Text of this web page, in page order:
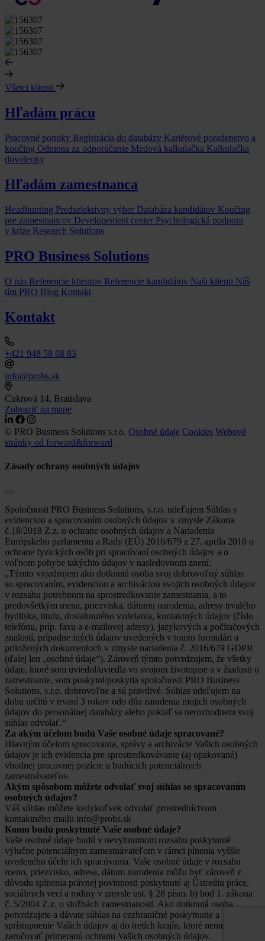
Všetci klienti
Hľadám prácu
Pracovné ponuky Registrácia do databázy Kariérové poradenstvo a
koučing Odmena za odporúčanie Mzdová kalkulačka Kalkulačka
dovolenky
Hľadám zamestnanca
Headhunting Predselektívny výber Databáza kandidátov Koučing
pre zamestnancov Developement center Psychologická podpora
v kríze Research Solutions
PRO Business Solutions
O nás Referencie klientov Referencie kandidátov Naši klienti Náš
tím PRO Blog Kontakt
Kontakt
+421 948 58 68 83
info@probs.sk
Cukrová 14, Bratislava
Zobraziť na mape
© PRO Business Solutions s.r.o. Osobné údaje Cookies Webové
stránky od forward&forward
Zásady ochrany osobných údajov
Spoločnosti PRO Business Solutions, s.r.o. udeľujem Súhlas s
evidenciou a spracovaním osobných údajov v zmysle Zákona
č.18/2018 Z.z. o ochrane osobných údajov a Nariadenia
Európskeho parlamentu a Rady (EÚ) 2016/679 z 27. apríla 2016 o
ochrane fyzických osôb pri spracúvaní osobných údajov a o
voľnom pohybe takýchto údajov v nasledovnom znení:
„Týmto vyjadrujem ako dotknutá osoba svoj dobrovoľný súhlas
so spracovaním, evidenciou a archiváciou svojich osobných údajov
v rozsahu potrebnom na sprostredkovanie zamestnania, a to
predovšetkým mena, priezviska, dátumu narodenia, adresy trvalého
bydliska, titulu, dosiahnutého vzdelania, kontaktných údajov (číslo
telefónu, príp. faxu a e-mailovej adresy), jazykových a počítačových
znalostí, prípadne iných údajov uvedených v tomto formulári a
priložených dokumentoch v zmysle nariadenia č. 2016/679 GDPR
(ďalej len „osobné údaje“). Zároveň týmto potvrdzujem, že všetky
údaje, ktoré som uviedol/uviedla vo svojom životopise a v žiadosti o
zamestnanie, som poskytol/poskytla spoločnosti PRO Business
Solutions, s.r.o. dobrovoľne a sú pravdivé. Súhlas udeľujem na
dobu určitú v trvaní 3 rokov odo dňa zaradenia mojich osobných
údajov do personálnej databázy alebo pokiaľ sa nerozhodnem svoj
súhlas odvolať.“
Za akým účelom budú Vaše osobné údaje spracované?
Hlavným účelom spracovania, správy a archivácie Vašich osobných
údajov je ich evidencia pre sprostredkovávanie (aj opakované)
vhodnej pracovnej pozície u budúcich potenciálnych
zamestnávateľov.
Akým spôsobom môžete odvolať svoj súhlas so spracovaním
osobných údajov?
Váš súhlas môžete kedykoľvek odvolať prostredníctvom
kontaktného mailu info@probs.sk
Komu budú poskytnuté Vaše osobné údaje?
Vaše osobné údaje budú v nevyhnutnom rozsahu poskytnuté
výlučne potenciálnym zamestnávateľom v rámci plnenia vyššie
uvedeného účelu ich spracúvania. Vaše osobné údaje v rozsahu
meno, priezvisko, adresa, dátum narodenia môžu byť zároveň z
dôvodu splnenia právnej povinnosti poskytnuté aj Ústrediu práce,
sociálnych vecí a rodiny v zmysle ust. § 28 písm. b) bod 1. zákona
č. 5/2004 Z.z. o službách zamestnanosti. Ako dotknutá osoba
potvrdzujete a dávate súhlas na cezhraničné poskytnutie a
sprístupnenie Vašich údajov aj do tretích krajín, ktoré nemusia
zaručovať primeranú ochranu Vašich osobných údajov.